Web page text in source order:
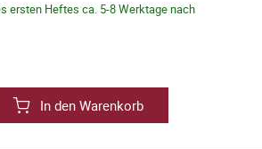
ersten Heftes ca. 5-8 Werktage nach
In den Warenkorb